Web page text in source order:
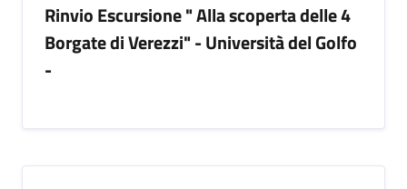
Rinvio Escursione " Alla scoperta delle 4
Borgate di Verezzi" - Università del Golfo
-